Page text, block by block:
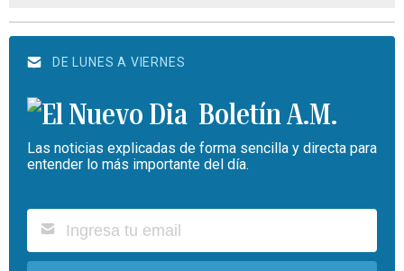
DE LUNES A VIERNES
Boletín A.M.
Las noticias explicadas de forma sencilla y directa para
entender lo más importante del día.